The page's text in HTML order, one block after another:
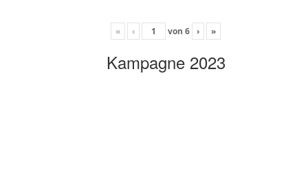
« ‹ von 6 › »
Kampagne 2023